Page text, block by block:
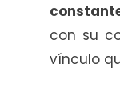
con su
vínculo